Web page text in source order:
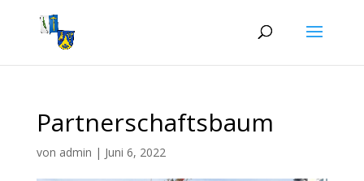
Partnerschaftsbaum
von admin | Juni 6, 2022